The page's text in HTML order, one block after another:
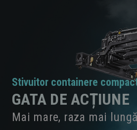
Stivuitor containere
GATA DE ACȚIUNE
Mai mare, raza mai